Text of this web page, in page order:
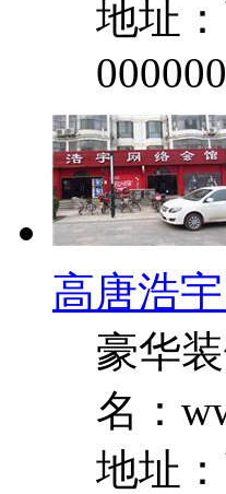
地址
高唐浩
豪华
名：
地址